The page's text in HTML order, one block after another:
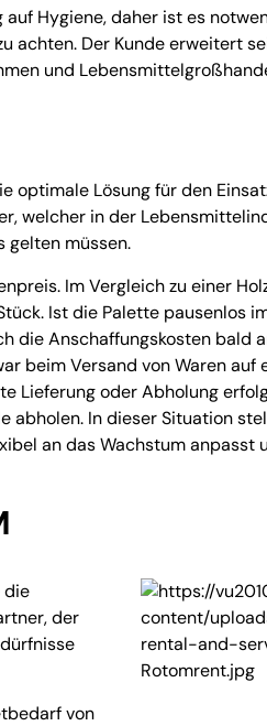
Hygiene, daher ist es
achten. Der Kunde erweitert
und
optimale Lösung für den
welcher in der
gelten müssen.
Im Vergleich zu einer
Ist die Palette pausenlos
die Anschaffungskosten bald
beim Versand von Waren auf
Lieferung oder Abholung
abholen. In dieser Situation
an das Wachstum
die
der
von